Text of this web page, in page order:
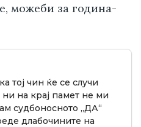
можеби за година-
тој чин ќе се случи
на крај памет не ми
судбоносното „ДА“
длабочините на